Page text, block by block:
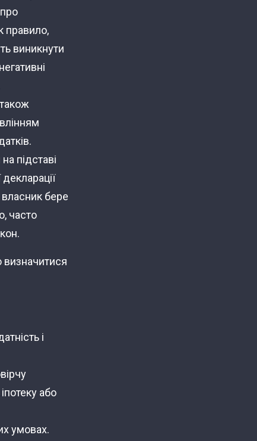
правило,
виникнути
підставі
власник бере
часто
визначитися
і
або
умовах.